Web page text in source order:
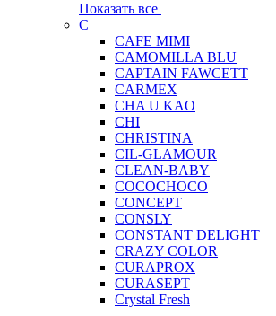
Показать все
C
CAFE MIMI
CAMOMILLA BLU
CAPTAIN FAWCETT
CARMEX
CHA U KAO
CHI
CHRISTINA
CIL-GLAMOUR
CLEAN-BABY
COCOCHOCO
CONCEPT
CONSLY
CONSTANT DELIGHT
CRAZY COLOR
CURAPROX
CURASEPT
Crystal Fresh